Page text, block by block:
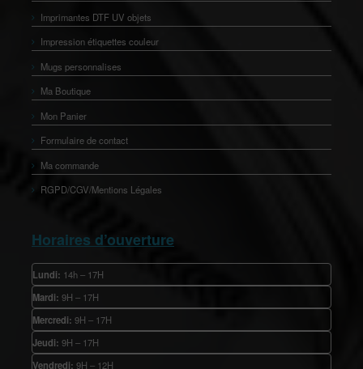
Imprimantes DTF UV objets
Impression étiquettes couleur
Mugs personnalises
Ma Boutique
Mon Panier
Formulaire de contact
Ma commande
RGPD/CGV/Mentions Légales
Horaires d’ouverture
Lundi: 14h – 17H
Mardi: 9H – 17H
Mercredi: 9H – 17H
Jeudi: 9H – 17H
Vendredi: 9H – 12H